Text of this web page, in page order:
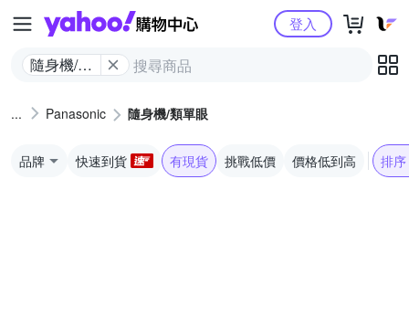
Yahoo購物中心
隨身機/類
登入
Panasonic 隨身機/類單眼
品牌 快速到貨 有現貨 挑戰低價 價格低到高 排序